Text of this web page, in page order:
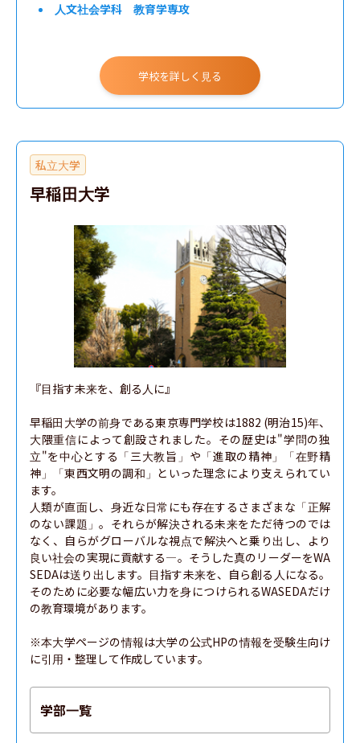
人文社会学科 教育学専攻
学校を詳しく見る
私立大学
早稲田大学
『目指す未来を、創る人に』
早稲田大学の前身である東京専門学校は1882 (明治15)年、
大隈重信によって創設されました。その歴史は"学問の独
立"を中心とする「三大教旨」や「進取の精神」「在野精
神」「東西文明の調和」といった理念により支えられてい
ます。
人類が直面し、身近な日常にも存在するさまざまな「正解
のない課題」。それらが解決される未来をただ待つのでは
なく、自らがグローバルな視点で解決へと乗り出し、より
良い社会の実現に貢献する―。そうした真のリーダーをWA
SEDAは送り出します。目指す未来を、自ら創る人になる。
そのために必要な幅広い力を身につけられるWASEDAだけ
の教育環境があります。
※本大学ページの情報は大学の公式HPの情報を受験生向け
に引用・整理して作成しています。
学部一覧